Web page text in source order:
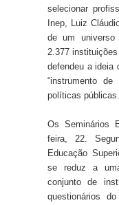
selecionar
Inep, Luiz
de um
2.377
defendeu a ideia
“instrumento
políticas públicas.
Os Seminários
feira, 22.
Educação
se reduz a
conjunto de
questionários